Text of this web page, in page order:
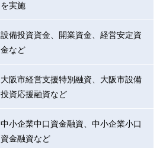
を実施
設備投資資金、開業資金、経営安定資
金など
大阪市経営支援特別融資、大阪市設備
投資応援融資など
中小企業中口資金融資、中小企業小口
資金融資など